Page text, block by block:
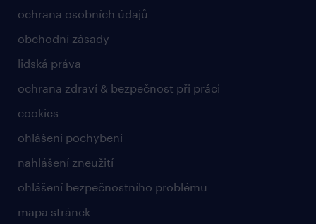
ochrana osobních údajů
obchodní zásady
lidská práva
ochrana zdraví & bezpečnost při práci
cookies
ohlášení pochybení
nahlášení zneužití
ohlášení bezpečnostního problému
mapa stránek